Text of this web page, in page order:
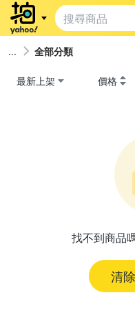
全部分類
最新上架 價格
找不到商品
清